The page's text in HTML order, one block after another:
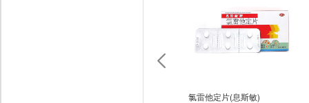
氯雷他定片(息斯敏)